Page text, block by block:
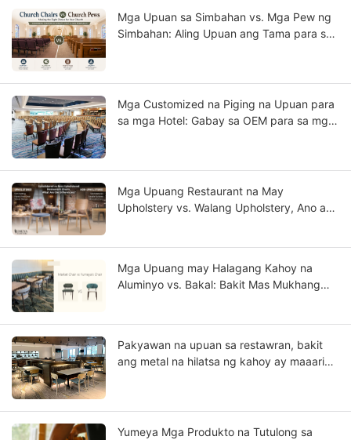
Mga Upuan sa Simbahan vs. Mga Pew ng
Simbahan: Aling Upuan ang Tama para sa
Mga Customized na Piging na Upuan para
sa mga Hotel: Gabay sa OEM para sa mga
Mga Upuang Restaurant na May
Upholstery vs. Walang Upholstery, Ano ang
Mga Upuang may Halagang Kahoy na
Aluminyo vs. Bakal: Bakit Mas Mukhang
Pakyawan na upuan sa restawran, bakit
ang metal na hilatsa ng kahoy ay maaaring
Yumeya Mga Produkto na Tutulong sa